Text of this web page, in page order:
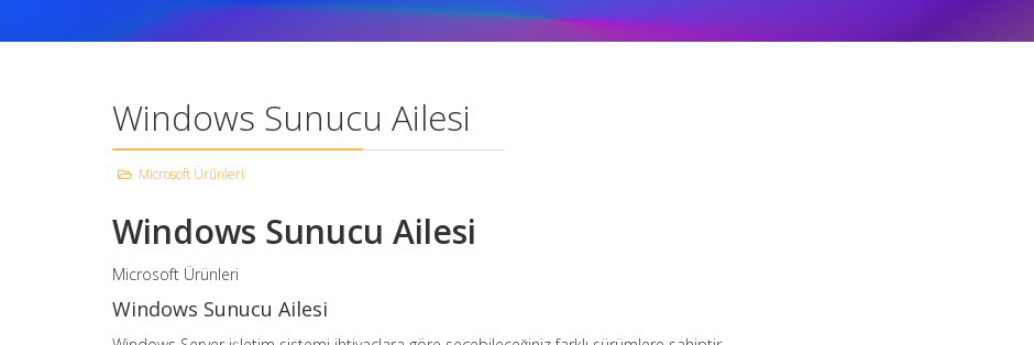
Windows Sunucu Ailesi
Microsoft Ürünleri
Windows Sunucu Ailesi
Microsoft Ürünleri
Windows Sunucu Ailesi